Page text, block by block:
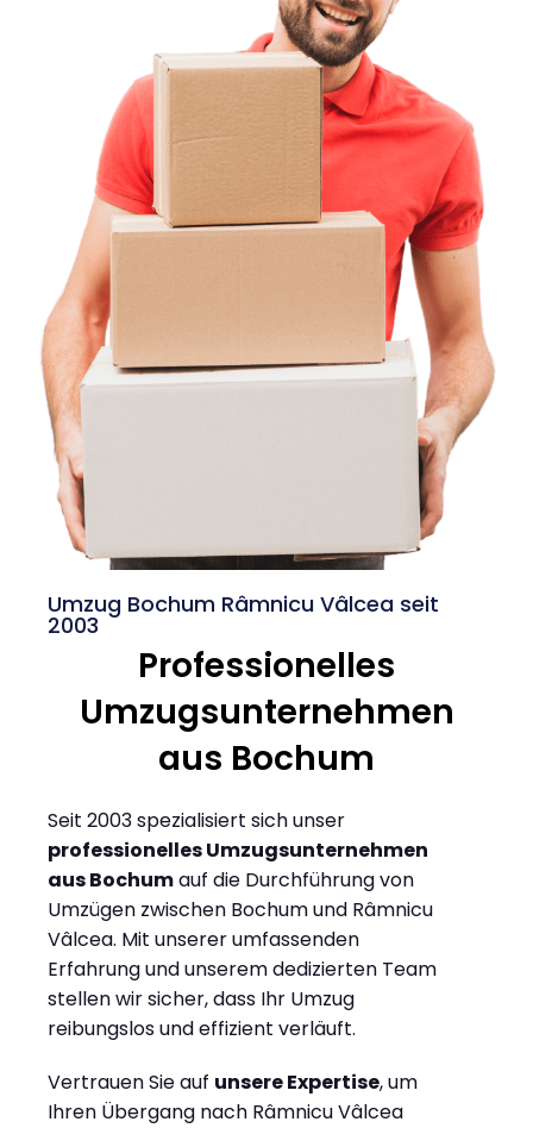
Umzug Bochum Râmnicu Vâlcea seit
2003
Professionelles
Umzugsunternehmen
aus Bochum
Seit 2003 spezialisiert sich unser
professionelles Umzugsunternehmen
aus Bochumauf die Durchführung von
Umzügen zwischen Bochum und Râmnicu
Vâlcea. Mit unserer umfassenden
Erfahrung und unserem dedizierten Team
stellen wir sicher, dass Ihr Umzug
reibungslos und effizient verläuft.
Vertrauen Sie auf unsere Expertise, um
Ihren Übergang nach Râmnicu Vâlcea